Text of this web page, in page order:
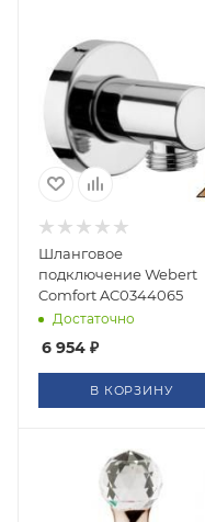
Шланговое
подключение Webert
Comfort AC0344065
Достаточно
6 954 ₽
В КОРЗИНУ